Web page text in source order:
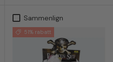
Sammenlign
51% rabatt